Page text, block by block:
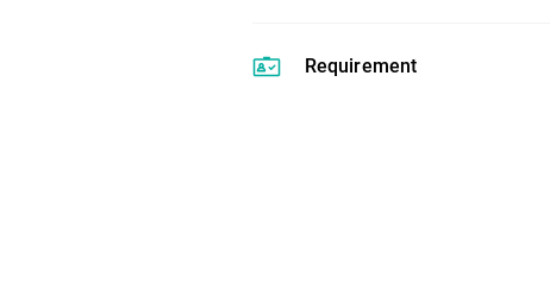
Requirement